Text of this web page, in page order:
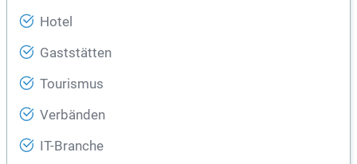
Hotel
Gaststätten
Tourismus
Verbänden
IT-Branche